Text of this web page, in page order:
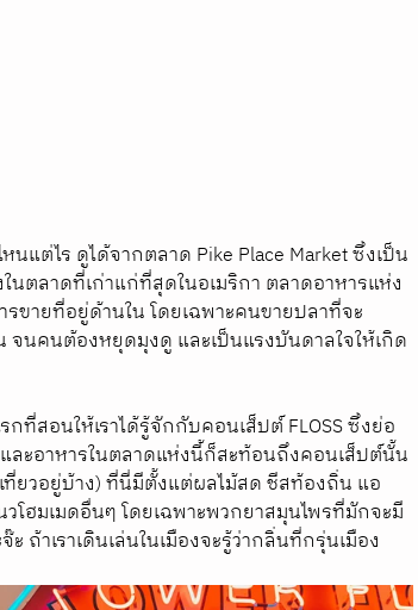
แต่ไร ดูได้จากตลาด Pike Place Market ซึ่งเป็น
ตลาดที่เก่าแก่ที่สุดในอเมริกา ตลาดอาหารแห่ง
ขายที่อยู่ด้านใน โดยเฉพาะคนขายปลาที่จะ
นคนต้องหยุดมุงดู และเป็นแรงบันดาลใจให้เกิด
ที่สอนให้เราได้รู้จักกับคอนเส็ปต์ FLOSS ซึ่งย่อ
และอาหารในตลาดแห่งนี้ก็สะท้อนถึงคอนเส็ปต์นั้น
ยวอยู่บ้าง) ที่นี่มีตั้งแต่ผลไม้สด ชีสท้องถิ่น แอ
ฮมเมดอื่นๆ โดยเฉพาะพวกยาสมุนไพรที่มักจะมี
าเราเดินเล่นในเมืองจะรู้ว่ากลิ่นที่กรุ่นเมือง